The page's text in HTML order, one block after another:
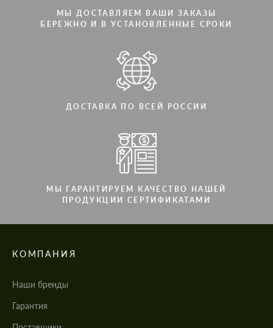
МЫ ДОСТАВЛЯЕМ ВАШИ ЗАКАЗЫ
БЕРЕЖНО И В УСТАНОВЛЕННЫЕ СРОКИ
ДОСТАВКА ПО ВСЕЙ РОССИИ
МЫ ГАРАНТИРУЕМ КАЧЕСТВО НАШЕЙ
ПРОДУКЦИИ СЕРТИФИКАТАМИ
КОМПАНИЯ
Наши бренды
Гарантия